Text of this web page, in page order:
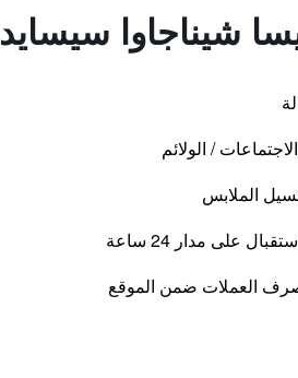
شيناجاوا سيسايد
/ الولائم
الملابس
على مدار 24 ساعة
العملات ضمن الموقع